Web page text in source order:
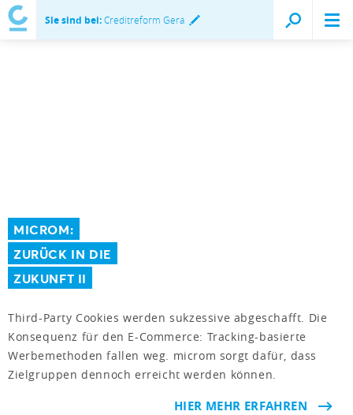
Sie sind bei:Creditreform Gera
MICROM:
ZURÜCK IN DIE
ZUKUNFT II
Third-Party Cookies werden sukzessive abgeschafft. Die
Konsequenz für den E-Commerce: Tracking-basierte
Werbemethoden fallen weg. microm sorgt dafür, dass
Zielgruppen dennoch erreicht werden können.
HIER MEHR ERFAHREN